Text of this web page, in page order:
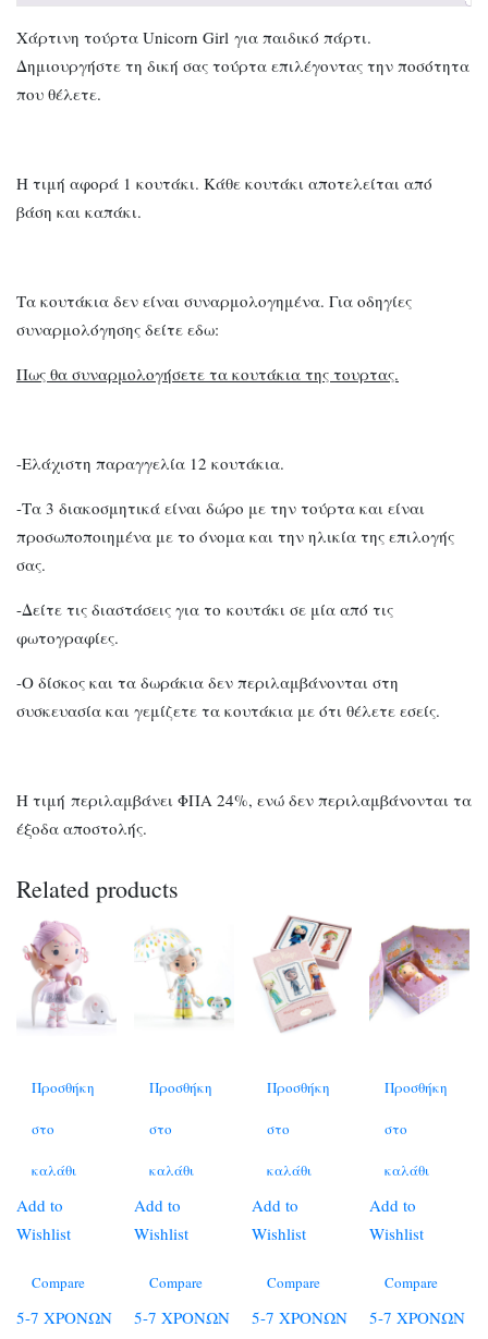
Χάρτινη τούρτα Unicorn Girl για παιδικό πάρτι.
Δημιουργήστε τη δική σας τούρτα επιλέγοντας την ποσότητα
που θέλετε.
Η τιμή αφορά 1 κουτάκι. Κάθε κουτάκι αποτελείται από
βάση και καπάκι.
Τα κουτάκια δεν είναι συναρμολογημένα. Για οδηγίες
συναρμολόγησης δείτε εδω:
Πως θα συναρμολογήσετε τα κουτάκια της τουρτας.
-Ελάχιστη παραγγελία 12 κουτάκια.
-Τα 3 διακοσμητικά είναι δώρο με την τούρτα και είναι
προσωποποιημένα με το όνομα και την ηλικία της επιλογής
σας.
-Δείτε τις διαστάσεις για το κουτάκι σε μία από τις
φωτογραφίες.
-Ο δίσκος και τα δωράκια δεν περιλαμβάνονται στη
συσκευασία και γεμίζετε τα κουτάκια με ότι θέλετε εσείς.
Η τιμή περιλαμβάνει ΦΠΑ 24%, ενώ δεν περιλαμβάνονται τα
έξοδα αποστολής.
Related products
Προσθήκη
στο
καλάθι
Add to
Wishlist
Compare
5-7 ΧΡΟΝΩΝ
Προσθήκη
στο
καλάθι
Add to
Wishlist
Compare
5-7 ΧΡΟΝΩΝ
Προσθήκη
στο
καλάθι
Add to
Wishlist
Compare
5-7 ΧΡΟΝΩΝ
Προσθήκη
στο
καλάθι
Add to
Wishlist
Compare
5-7 ΧΡΟΝΩΝ